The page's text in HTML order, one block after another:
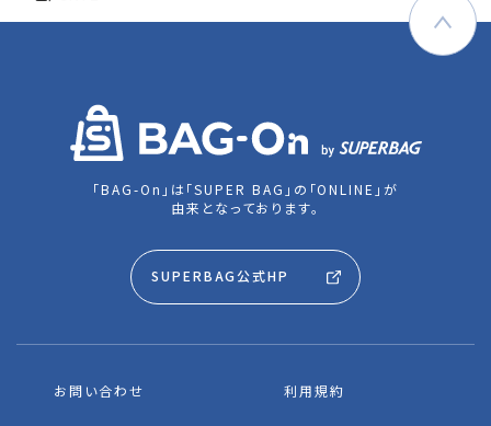
「BAG-On」は「SUPER BAG」の「ONLINE」が
由来となっております。
SUPERBAG公式HP
お問い合わせ 利用規約